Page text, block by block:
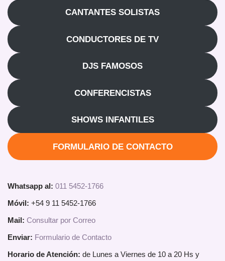
CANTANTES SOLISTAS
CONDUCTORES DE TV
DJS FAMOSOS
CONFERENCISTAS
SHOWS INFANTILES
FORMULARIO DE CONTACTO
Whatsapp al: 011 5452-1766
Móvil: +54 9 11 5452-1766
Mail: Consultar por Correo
Enviar: Formulario de Contacto
Horario de Atención: de Lunes a Viernes de 10 a 20 Hs y